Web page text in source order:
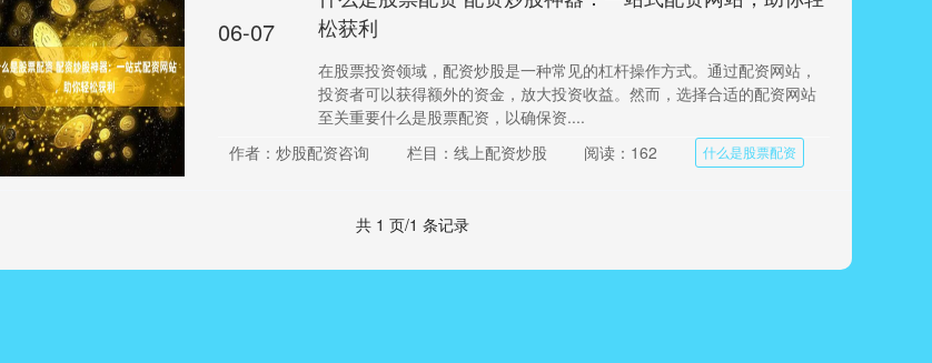
06-07
松获利
在股票投资领域，配资炒股是一种常见的杠杆操作方式。通过配资网站，
投资者可以获得额外的资金，放大投资收益。然而，选择合适的配资网站
至关重要什么是股票配资，以确保资....
作者：炒股配资咨询
栏目：线上配资炒股 阅读：162 什么是股票配资
共 1 页/1 条记录